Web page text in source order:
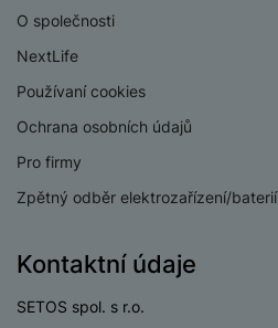
O společnosti
NextLife
Používaní cookies
Ochrana osobních údajů
Pro firmy
Zpětný odběr elektrozařízení/baterií
Kontaktní údaje
SETOS spol. s r.o.